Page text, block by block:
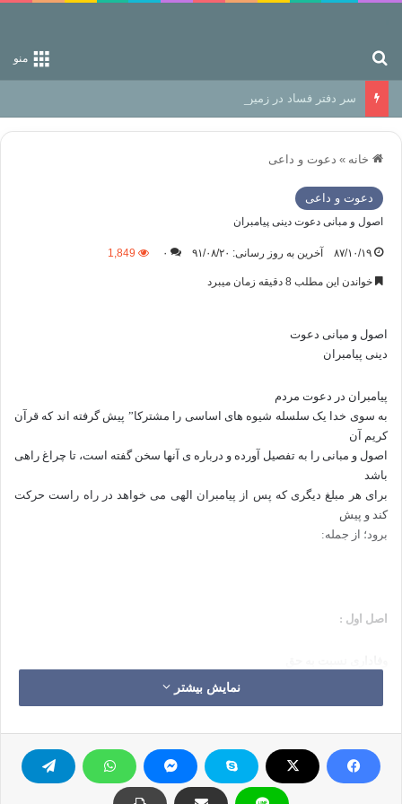
منو
سر دفتر فساد در زمین‌، دوری وکناره‌گیری از راه خداست‌!
خانه » دعوت و داعی
دعوت و داعی
اصول و مبانی دعوت دینی پیامبران
۸۷/۱۰/۱۹ آخرین به روز رسانی: ۹۱/۰۸/۲۰ ۰ 1,849
خواندن این مطلب 8 دقیقه زمان میبرد
اصول و مبانی دعوت
دینی پیامبران
پیامبران در دعوت مردم
به سوی خدا یک سلسله شیوه های اساسی را مشترکا” پیش گرفته اند که قرآن
کریم آن
اصول و مبانی را به تفصیل آورده و درباره ی آنها سخن گفته است، تا چراغ راهی
باشد
برای هر مبلغ دیگری که پس از پیامبران الهی می خواهد در راه راست حرکت
کند و پیش
برود؛ از جمله:
اصل اول :
و کمر بستن در جهت
فرموده است به اجرا دربیاید:
نمایش بیشتر